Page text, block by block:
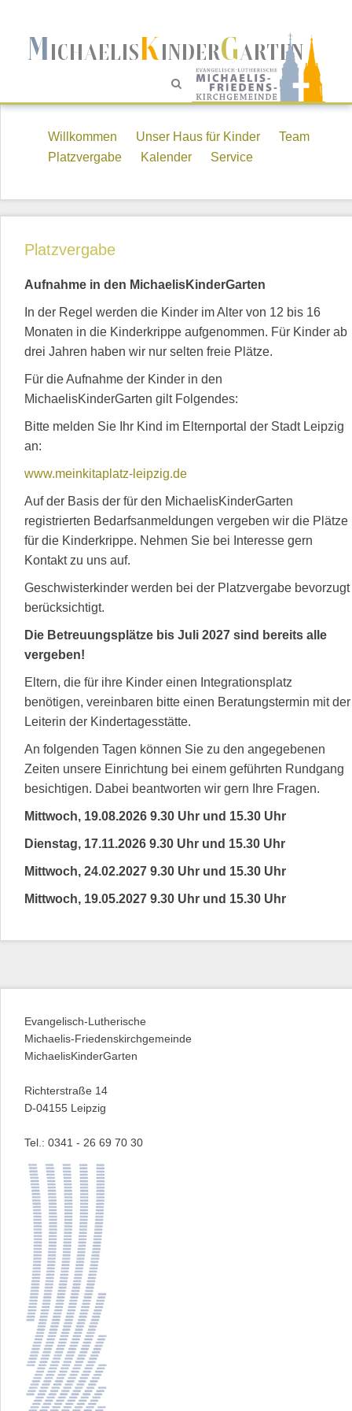
MICHAELISKINDERGARTEN
Willkommen Unser Haus für Kinder
Team
Platzvergabe
Kalender Service
Platzvergabe
Aufnahme in den MichaelisKinderGarten
In der Regel werden die Kinder im Alter von 12 bis 16
Monaten in die Kinderkrippe aufgenommen. Für Kinder ab
drei Jahren haben wir nur selten freie Plätze.
Für die Aufnahme der Kinder in den
MichaelisKinderGarten gilt Folgendes:
Bitte melden Sie Ihr Kind im Elternportal der Stadt Leipzig
an:
www.meinkitaplatz-leipzig.de
Auf der Basis der für den MichaelisKinderGarten
registrierten Bedarfsanmeldungen vergeben wir die Plätze
für die Kinderkrippe. Nehmen Sie bei Interesse gern
Kontakt zu uns auf.
Geschwisterkinder werden bei der Platzvergabe bevorzugt
berücksichtigt.
Die Betreuungsplätze bis Juli 2027 sind bereits alle
vergeben!
Eltern, die für ihre Kinder einen Integrationsplatz
benötigen, vereinbaren bitte einen Beratungstermin mit der
Leiterin der Kindertagesstätte.
An folgenden Tagen können Sie zu den angegebenen
Zeiten unsere Einrichtung bei einem geführten Rundgang
besichtigen. Dabei beantworten wir gern Ihre Fragen.
Mittwoch, 19.08.2026 9.30 Uhr und 15.30 Uhr
Dienstag, 17.11.2026 9.30 Uhr und 15.30 Uhr
Mittwoch, 24.02.2027 9.30 Uhr und 15.30 Uhr
Mittwoch, 19.05.2027 9.30 Uhr und 15.30 Uhr
Evangelisch-Lutherische
Michaelis-Friedenskirchgemeinde
MichaelisKinderGarten
Richterstraße 14
D-04155 Leipzig
Tel.: 0341 - 26 69 70 30